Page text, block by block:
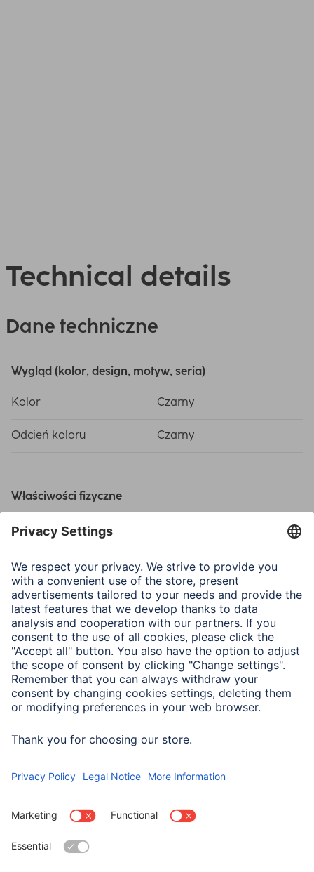
Technical details
Dane techniczne
Wygląd (kolor, design, motyw, seria)
Kolor Czarny
Odcień koloru Czarny
Właściwości fizyczne
Ilość przegubów
Maks. udźwig 25 kg
Maksymalny zakres
obrotu
180 °
Maksymalny zasięg
projekcji
40,1 cm
Materiał stal